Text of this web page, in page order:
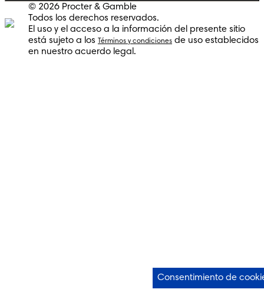
© 2026 Procter & Gamble
Todos los derechos reservados.
El uso y el acceso a la información del presente sitio
está sujeto a los
Términos y condiciones de uso establecidos
en nuestro acuerdo legal.
Consentimiento de